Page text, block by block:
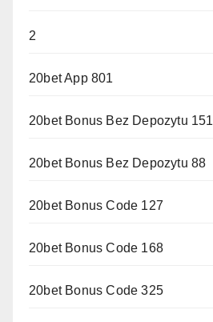
2
20bet App 801
20bet Bonus Bez Depozytu 151
20bet Bonus Bez Depozytu 88
20bet Bonus Code 127
20bet Bonus Code 168
20bet Bonus Code 325